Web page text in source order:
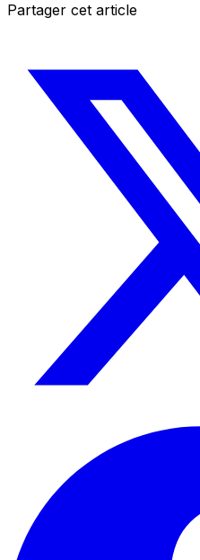
Partager cet article